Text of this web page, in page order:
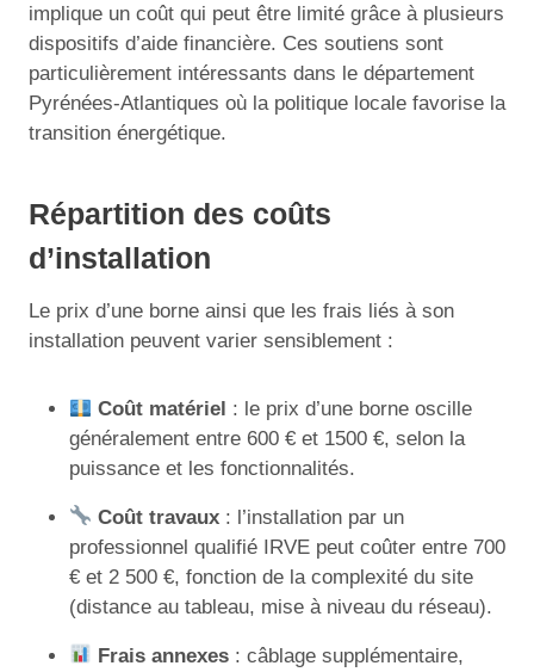
implique un coût qui peut être limité grâce à plusieurs
dispositifs d’aide financière. Ces soutiens sont
particulièrement intéressants dans le département
Pyrénées-Atlantiques où la politique locale favorise la
transition énergétique.
Répartition des coûts
d’installation
Le prix d’une borne ainsi que les frais liés à son
installation peuvent varier sensiblement :
Coût matériel : le prix d’une borne oscille
généralement entre 600 € et 1500 €, selon la
puissance et les fonctionnalités.
Coût travaux : l’installation par un
professionnel qualifié IRVE peut coûter entre 700
€ et 2 500 €, fonction de la complexité du site
(distance au tableau, mise à niveau du réseau).
Frais annexes : câblage supplémentaire,